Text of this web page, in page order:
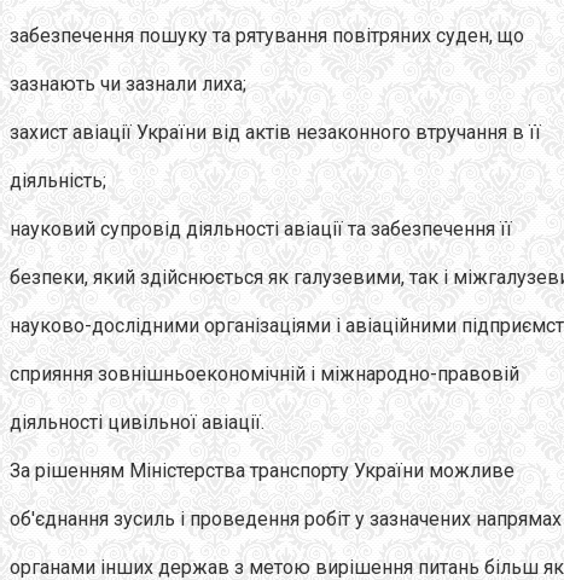
забезпечення пошуку та рятування повітряних суден, що
зазнають чи зазнали лиха;
захист авіації України від актів незаконного втручання в її
діяльність;
науковий супровід діяльності авіації та забезпечення її
безпеки, який здійснюється як галузевими, так і
науково-дослідними організаціями і авіаційними
сприяння зовнішньоекономічній і міжнародно-правовій
діяльності цивільної авіації.
За рішенням Міністерства транспорту України можливе
об'єднання зусиль і проведення робіт у зазначених
органами інших держав з метою вирішення питань більш